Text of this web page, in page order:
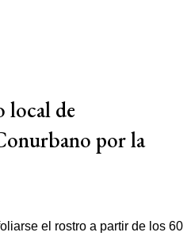
local de
por la